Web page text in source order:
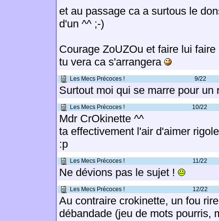
et au passage ca a surtous le
d'un ^^ ;-)
Courage ZoUZOu et faire lui
tu vera ca s'arrangera
Les Mecs Précoces ! 9/22
Surtout moi qui se marre pour un
Les Mecs Précoces ! 10/22
Mdr CrOkinette ^^
ta effectivement l'air d'aimer
:p
Les Mecs Précoces ! 11/22
Ne dévions pas le sujet !
Les Mecs Précoces ! 12/22
Au contraire crokinette, un fou
débandade (jeu de mots pourris,